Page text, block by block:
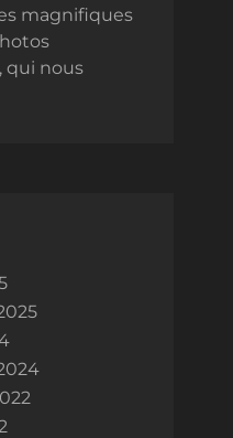
magnifiques
qui nous